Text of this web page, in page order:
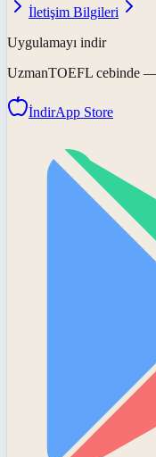
İletişim Bilgileri
Uygulamayı indir
UzmanTOEFL cebinde —
İndirApp Store